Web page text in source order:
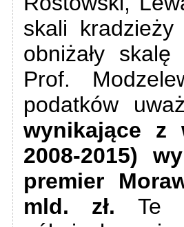
skali kradzieży
obniżały
Prof.
podatków
wynikające z
2008-2015)
premier
mld. zł. Te